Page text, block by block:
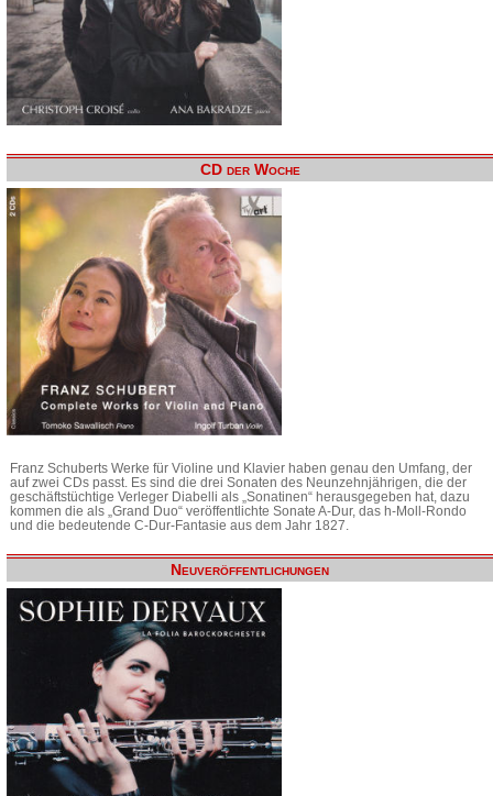
CD der Woche
Franz Schuberts Werke für Violine und Klavier haben genau den Umfang, der
auf zwei CDs passt. Es sind die drei Sonaten des Neunzehnjährigen, die der
geschäftstüchtige Verleger Diabelli als „Sonatinen“ herausgegeben hat, dazu
kommen die als „Grand Duo“ veröffentlichte Sonate A-Dur, das h-Moll-Rondo
und die bedeutende C-Dur-Fantasie aus dem Jahr 1827.
Neuveröffentlichungen